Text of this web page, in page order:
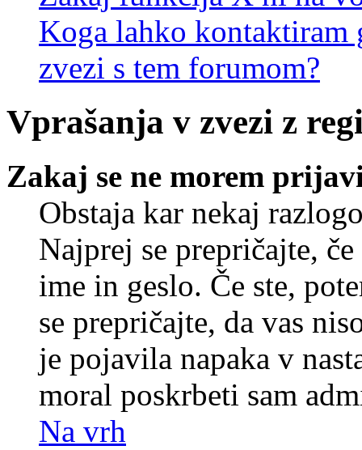
Koga lahko kontaktiram
zvezi s tem forumom?
Vprašanja v zvezi z
Zakaj se ne morem
Obstaja kar nekaj
Najprej se prepričajte,
ime in geslo. Če ste,
se prepričajte, da vas
je pojavila napaka v
moral poskrbeti sam
Na vrh